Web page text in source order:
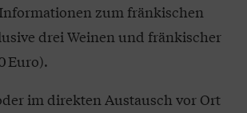
zum fränkischen
drei Weinen und fränkischer
Euro).
im direkten Austausch vor Ort